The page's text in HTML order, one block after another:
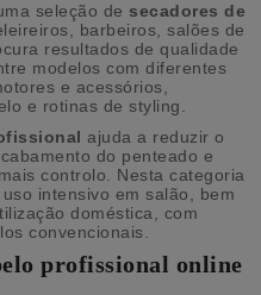
seleção de secadores de
barbeiros, salões de
resultados de qualidade
modelos com diferentes
e acessórios,
e rotinas de styling.
ajuda a reduzir o
do penteado e
controlo. Nesta categoria
intensivo em salão, bem
doméstica, com
convencionais.
profissional online